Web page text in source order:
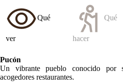
Qué
ver
Qué
hacer
Pucón
Un vibrante pueblo conocido por
acogedores restaurantes.